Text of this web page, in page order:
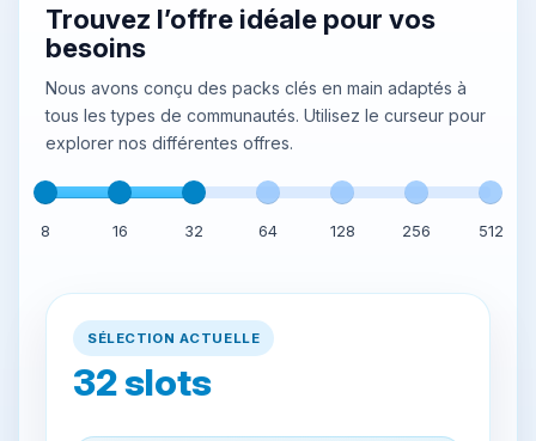
Trouvez l’offre idéale pour vos
besoins
Nous avons conçu des packs clés en main adaptés à
tous les types de communautés. Utilisez le curseur pour
explorer nos différentes offres.
8 16 32 64 128 256 512
SÉLECTION ACTUELLE
32slots